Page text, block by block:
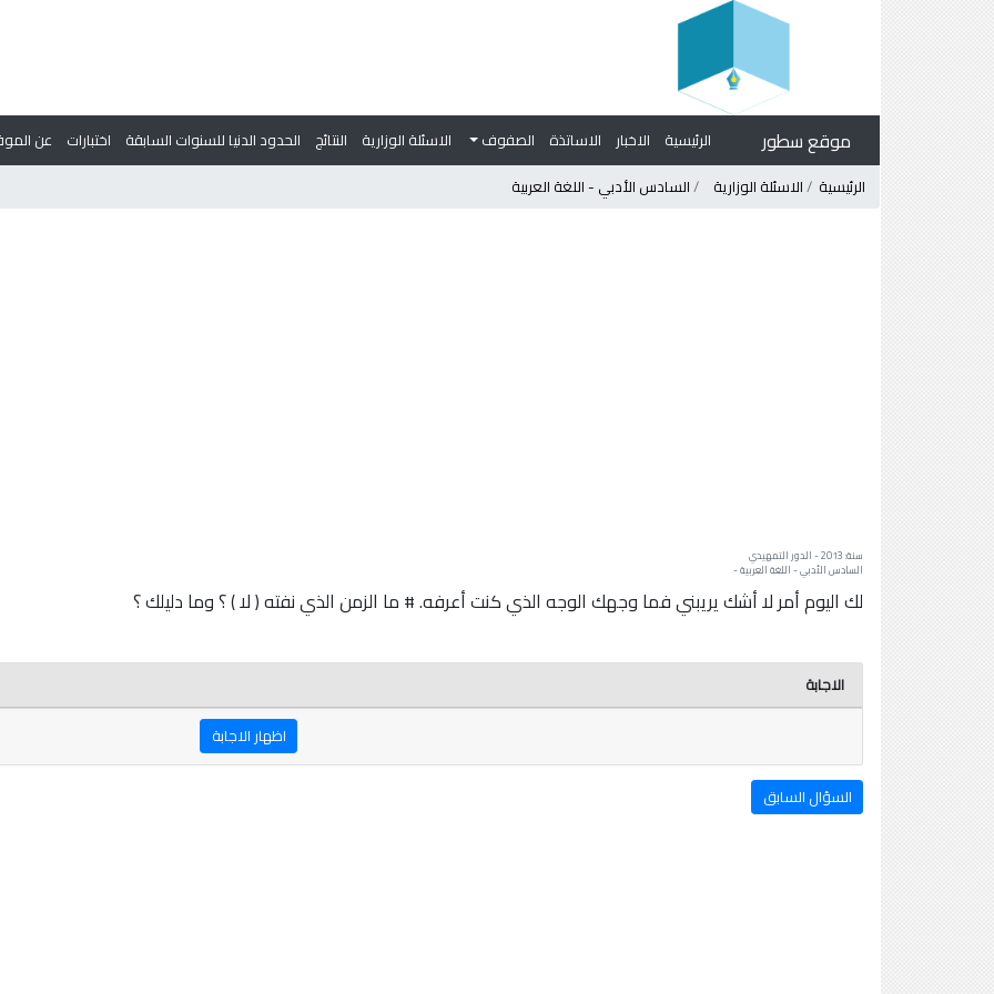
موقع سطور الرئيسية الاخبار الاساتذة الصفوف الاسئلة الوزارية النتائج الحدود الدنيا للسنوات السابقة اختبارات عن
الرئيسية
الاسئلة الوزارية السادس الأدبي - اللغة العربية
سنة: 2013 - الدور التمهيدي
السادس الأدبي - اللغة العربية -
لك اليوم أمر لا أشك يريبني فما وجهك الوجه الذي كنت أعرفه. # ما الزمن الذي نفته ( لا ) ؟ وما دليلك ؟
الاجابة
اظهار الاجابة
السؤال السابق